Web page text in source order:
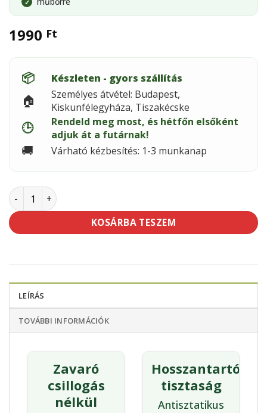
✓
1990 Ft
📦 Készleten - gyors szállítás
🏠
Személyes átvétel: Budapest,
Kiskunfélegyháza, Tiszakécske
🕒
Rendeld meg most, és hétfőn elsőként
adjuk át a futárnak!
🚚 Várható kézbesítés: 1-3 munkanap
PREVENT matt műszerfalápoló mennyiség
KOSÁRBA TESZEM
LEÍRÁS
TOVÁBBI INFORMÁCIÓK
Zavaró
csillogás
nélkül
Hosszantartó
tisztaság
Antisztatikus